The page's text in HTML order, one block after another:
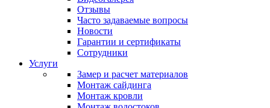
Отзывы
Часто задаваемые вопросы
Новости
Гарантии и сертификаты
Сотрудники
Услуги
Замер и расчет материалов
Монтаж сайдинга
Монтаж кровли